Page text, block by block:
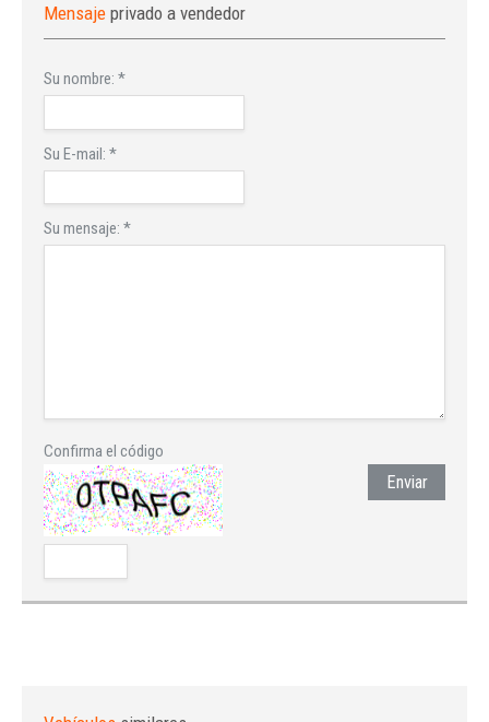
Mensaje privado a vendedor
Su nombre: *
Su E-mail: *
Su mensaje: *
Confirma el código
Enviar